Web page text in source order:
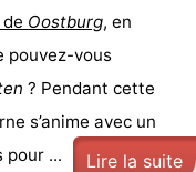
Oostburg, en
pouvez-vous
? Pendant cette
s’anime avec un
pour ...
Lire la suite